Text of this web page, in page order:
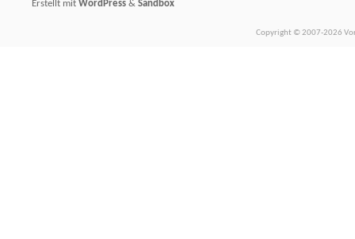
Erstellt mit WordPress & Sandbox
Copyright © 2007-2026